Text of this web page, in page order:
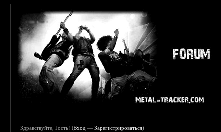
Здравствуйте, Гость! (Вход —Зарегистрироваться)